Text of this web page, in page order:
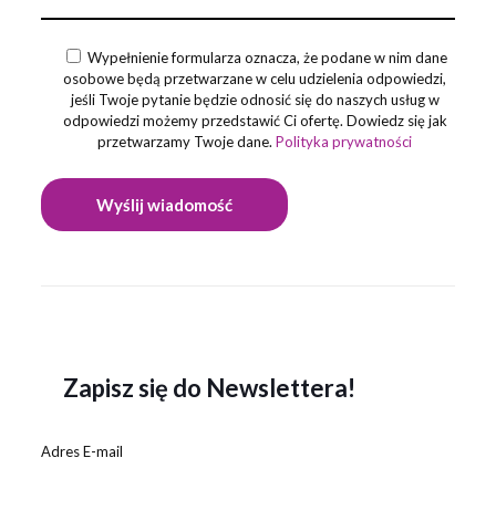
Wypełnienie formularza oznacza, że podane w nim dane
osobowe będą przetwarzane w celu udzielenia odpowiedzi,
jeśli Twoje pytanie będzie odnosić się do naszych usług w
odpowiedzi możemy przedstawić Ci ofertę. Dowiedz się jak
przetwarzamy Twoje dane.Polityka prywatności
Zapisz się do Newslettera!
Adres E-mail